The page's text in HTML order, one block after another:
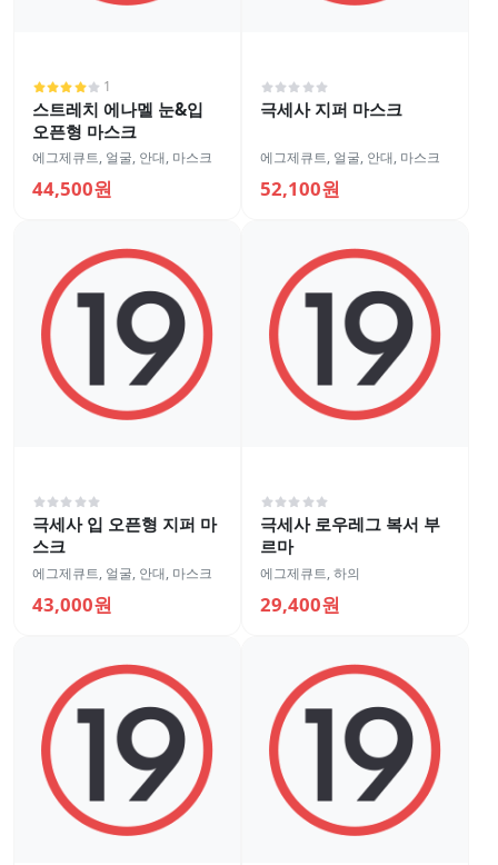
1
스트레치 에나멜 눈&입
오픈형 마스크
에그제큐트, 얼굴, 안대, 마스크
44,500원
극세사 지퍼 마스크
에그제큐트, 얼굴, 안대, 마스크
52,100원
극세사 입 오픈형 지퍼 마
스크
에그제큐트, 얼굴, 안대, 마스크
43,000원
극세사 로우레그 복서 부
르마
에그제큐트,하의
29,400원